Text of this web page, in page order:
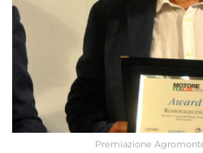
Premiazione